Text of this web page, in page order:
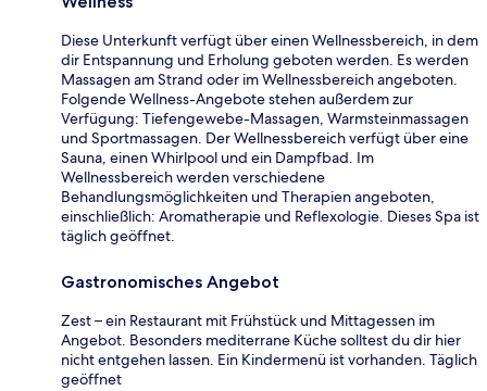
Diese Unterkunft verfügt über einen Wellnessbereich, in dem
dir Entspannung und Erholung geboten werden. Es werden
Massagen am Strand oder im Wellnessbereich angeboten.
Folgende Wellness-Angebote stehen außerdem zur
Verfügung: Tiefengewebe-Massagen, Warmsteinmassagen
und Sportmassagen. Der Wellnessbereich verfügt über eine
Sauna, einen Whirlpool und ein Dampfbad. Im
Wellnessbereich werden verschiedene
Behandlungsmöglichkeiten und Therapien angeboten,
einschließlich: Aromatherapie und Reflexologie. Dieses Spa ist
täglich geöffnet.
Gastronomisches Angebot
Zest – ein Restaurant mit Frühstück und Mittagessen im
Angebot. Besonders mediterrane Küche solltest du dir hier
nicht entgehen lassen. Ein Kindermenü ist vorhanden. Täglich
geöffnet